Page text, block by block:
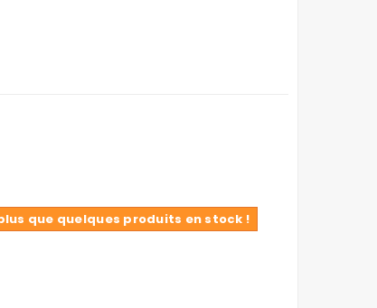
que quelques produits en stock !